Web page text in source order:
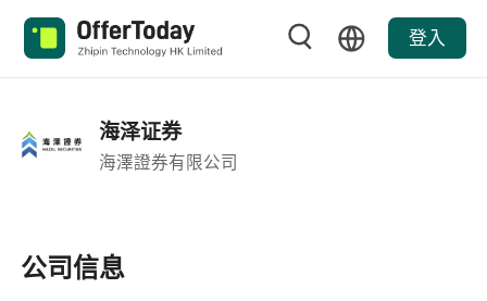
登入
海泽证券
海澤證券有限公司
公司信息